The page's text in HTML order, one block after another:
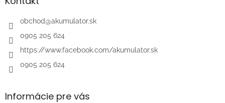
obchod@akumulator.sk
0905 205 624
https://www.facebook.com/akumulator.sk
0905 205 624
Informácie pre vás